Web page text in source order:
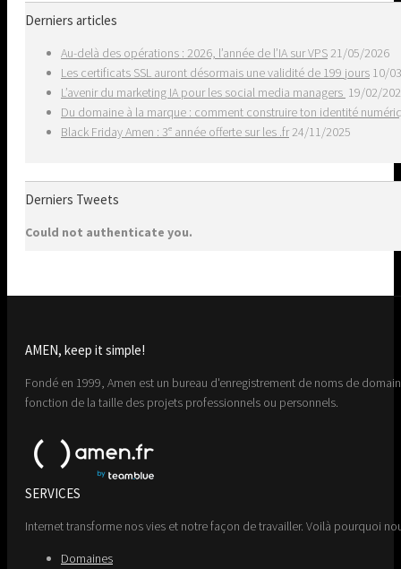
Derniers articles
Au-delà des opérations : 2026, l’année de l’IA sur VPS 21/05/2026
Les certificats SSL auront désormais une validité de 199 jours 10/
L’avenir du marketing IA pour les social media managers 19/02/
Du domaine à la marque : comment construire ton identité
Black Friday Amen : 3ᵉ année offerte sur les .fr 24/11/2025
Derniers Tweets
Could not authenticate you.
AMEN, keep it simple!
Fondé en 1999, Amen est un bureau d'enregistrement de noms de
fonction de la taille des projets professionnels ou personnels.
SERVICES
Internet transforme nos vies et notre façon de travailler. Voilà pourquoi
Domaines